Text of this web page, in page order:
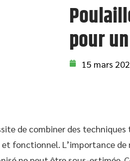
pour
15 mars
de combiner des
fonctionnel. L’importance